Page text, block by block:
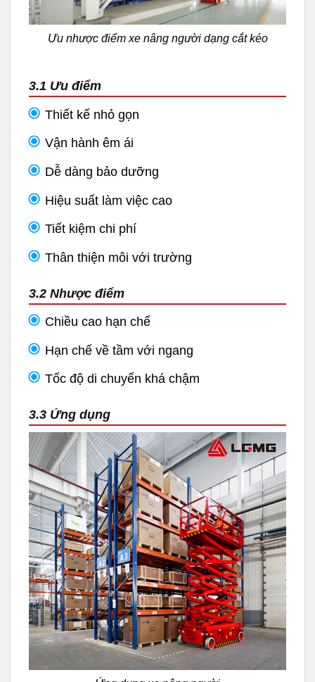
Ưu nhược điểm xe nâng người dạng cắt kéo
3.1 Ưu điểm
Thiết kế nhỏ gọn
Vận hành êm ái
Dễ dàng bảo dưỡng
Hiệu suất làm việc cao
Tiết kiệm chi phí
Thân thiện môi với trường
3.2 Nhược điểm
Chiều cao hạn chế
Hạn chế về tầm với ngang
Tốc độ di chuyển khá chậm
3.3 Ứng dụng